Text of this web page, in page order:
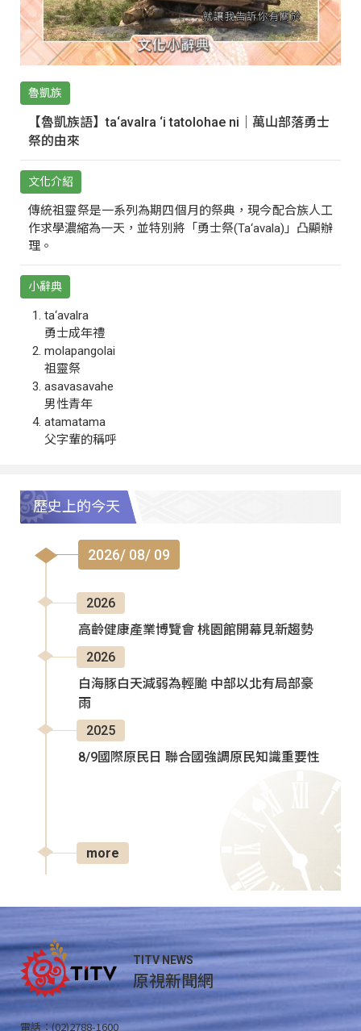
魯凱族
【魯凱族語】ta‘avalra ‘i tatolohae ni｜萬山部落勇士
祭的由來
文化介紹
傳統祖靈祭是一系列為期四個月的祭典，現今配合族人工
作求學濃縮為一天，並特別將「勇士祭(Ta‘avala)」凸顯辦
理。
小辭典
ta‘avalra
勇士成年禮
molapangolai
祖靈祭
asavasavahe
男性青年
atamatama
父字輩的稱呼
歷史上的今天
2026/ 08/ 09
2026
高齡健康產業博覽會 桃園館開幕見新趨勢
2026
白海豚白天減弱為輕颱 中部以北有局部豪
雨
2025
8/9國際原民日 聯合國強調原民知識重要性
more
TITV NEWS
原視新聞網
電話：(02)2788-1600